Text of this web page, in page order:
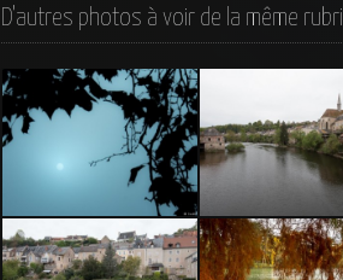
D'autres photos à voir de la même
Matin de brouillard Argenton-Sur-